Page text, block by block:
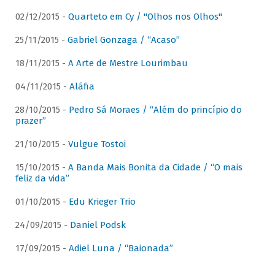
02/12/2015 - Quarteto em Cy / "Olhos nos Olhos"
25/11/2015 - Gabriel Gonzaga / “Acaso”
18/11/2015 - A Arte de Mestre Lourimbau
04/11/2015 - Aláfia
28/10/2015 - Pedro Sá Moraes / “Além do princípio do
prazer”
21/10/2015 - Vulgue Tostoi
15/10/2015 - A Banda Mais Bonita da Cidade / “O mais
feliz da vida”
01/10/2015 - Edu Krieger Trio
24/09/2015 - Daniel Podsk
17/09/2015 - Adiel Luna / “Baionada”